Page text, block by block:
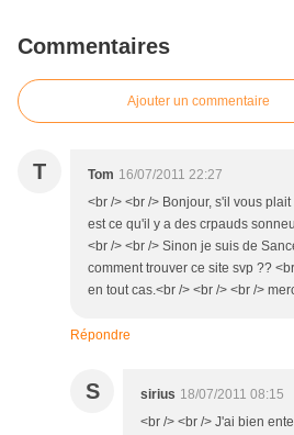
Commentaires
Ajouter un commentaire
T Tom 16/07/2011 22:27
<br /> <br /> Bonjour, s'il vous
est ce qu'il y a des crpauds
<br /> <br /> Sinon je suis de
comment trouver ce site svp ??
en tout cas.<br /> <br /> <br />
Répondre
S sirius 18/07/2011 08:15
<br /> <br /> J'ai bien